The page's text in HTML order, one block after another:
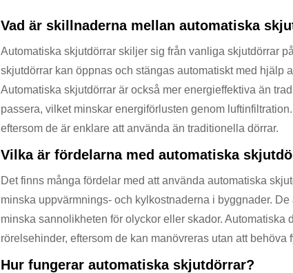
Vad är skillnaderna mellan automatiska
Automatiska skjutdörrar skiljer sig från vanliga skjutdörrar
skjutdörrar kan öppnas och stängas automatiskt med hjälp
Automatiska skjutdörrar är också mer energieffektiva än
passera, vilket minskar energiförlusten genom
eftersom de är enklare att använda än traditionella dörrar.
Vilka är fördelarna med automatiska
Det finns många fördelar med att använda automatiska
minska uppvärmnings- och kylkostnaderna i byggnader.
minska sannolikheten för olyckor eller skador.
rörelsehinder, eftersom de kan manövreras utan att behöva
Hur fungerar automatiska skjutdörrar?